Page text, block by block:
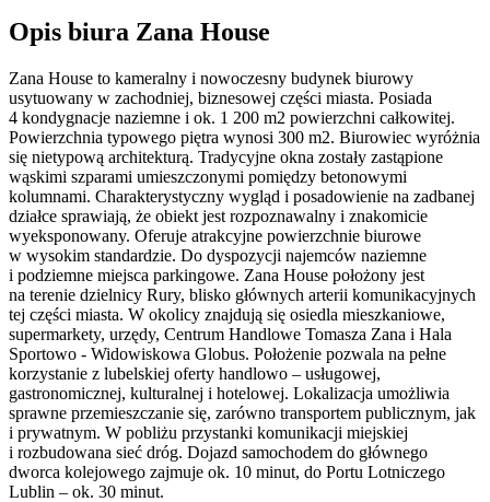
Opis biura Zana House
Zana House to kameralny i nowoczesny budynek biurowy
usytuowany w zachodniej, biznesowej części miasta. Posiada
4 kondygnacje naziemne i ok. 1 200 m2 powierzchni całkowitej.
Powierzchnia typowego piętra wynosi 300 m2. Biurowiec wyróżnia
się nietypową architekturą. Tradycyjne okna zostały zastąpione
wąskimi szparami umieszczonymi pomiędzy betonowymi
kolumnami. Charakterystyczny wygląd i posadowienie na zadbanej
działce sprawiają, że obiekt jest rozpoznawalny i znakomicie
wyeksponowany. Oferuje atrakcyjne powierzchnie biurowe
w wysokim standardzie. Do dyspozycji najemców naziemne
i podziemne miejsca parkingowe. Zana House położony jest
na terenie dzielnicy Rury, blisko głównych arterii komunikacyjnych
tej części miasta. W okolicy znajdują się osiedla mieszkaniowe,
supermarkety, urzędy, Centrum Handlowe Tomasza Zana i Hala
Sportowo - Widowiskowa Globus. Położenie pozwala na pełne
korzystanie z lubelskiej oferty handlowo – usługowej,
gastronomicznej, kulturalnej i hotelowej. Lokalizacja umożliwia
sprawne przemieszczanie się, zarówno transportem publicznym, jak
i prywatnym. W pobliżu przystanki komunikacji miejskiej
i rozbudowana sieć dróg. Dojazd samochodem do głównego
dworca kolejowego zajmuje ok. 10 minut, do Portu Lotniczego
Lublin – ok. 30 minut.